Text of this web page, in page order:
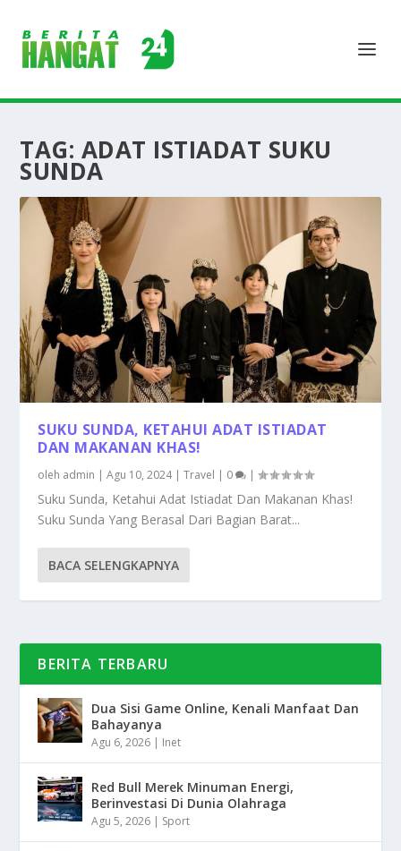
TAG: ADAT ISTIADAT SUKU
SUNDA
SUKU SUNDA, KETAHUI ADAT ISTIADAT
DAN MAKANAN KHAS!
oleh admin |Agu 10, 2024|Travel | 0 |
Suku Sunda, Ketahui Adat Istiadat Dan Makanan Khas!
Suku Sunda Yang Berasal Dari Bagian Barat...
BACA SELENGKAPNYA
BERITA TERBARU
Dua Sisi Game Online, Kenali Manfaat Dan
Bahayanya
Agu 6, 2026 | Inet
Red Bull Merek Minuman Energi,
Berinvestasi Di Dunia Olahraga
Agu 5, 2026 | Sport